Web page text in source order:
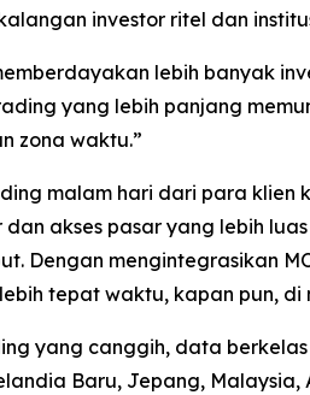
investor ritel dan
lebih banyak
yang lebih panjang
zona waktu.”
malam hari dari para klien
akses pasar yang lebih
Dengan mengintegrasikan
tepat waktu, kapan pun, di
yang canggih, data
Baru, Jepang, Malaysia,